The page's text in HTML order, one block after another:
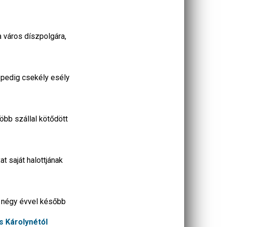
város díszpolgára,
csekély esély
szállal kötődött
saját halottjának
évvel később
Károlynétól